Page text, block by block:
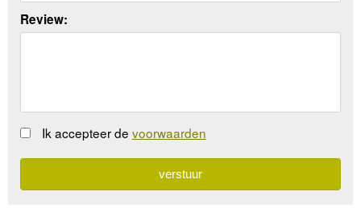
Review:
Ik accepteer de voorwaarden